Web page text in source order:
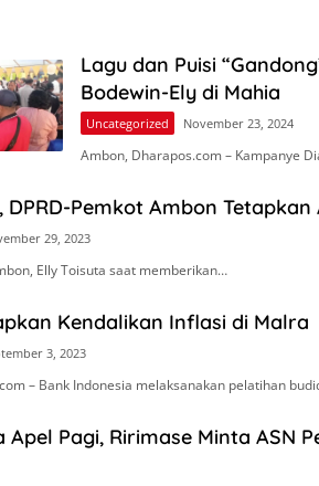
Lagu dan Puisi
Bodewin-Ely di Mahia
Uncategorized November 23, 2024
Ambon, Dharapos.com – Kampanye
DPRD-Pemkot Ambon Tetapkan
29, 2023
Elly Toisuta saat memberikan…
Kendalikan Inflasi di Malra
3, 2023
– Bank Indonesia melaksanakan pelatihan
Apel Pagi, Ririmase Minta ASN